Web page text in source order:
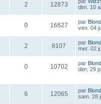
2 12873
dim. 10
0 16627 par
ven. 04
2 8107 par
mer. 02
0 10702 par
dim. 29
6 12065 par
sam. 28